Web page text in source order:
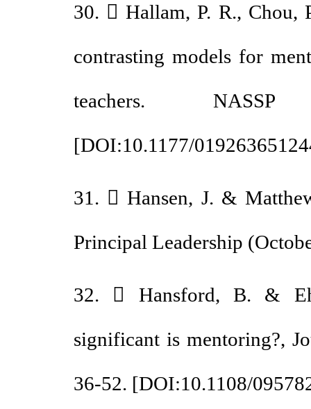
30.  Hallam, P. R.,
contrasting models for
teachers.
[DOI:10.1177/
31.  Hansen, J. &
Principal Leadership
32.  Hansford, B. &
significant is
36-52. [DOI:10.1108/